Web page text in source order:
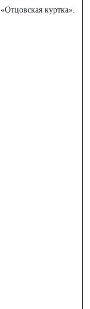
«Отцовская куртка».